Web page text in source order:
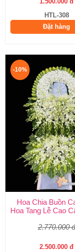
HTL-308
Đặt hàng
-10%
Hoa Chia Buồn
Hoa Tang Lễ Cao
2.770.000 đ
2.500.000 đ